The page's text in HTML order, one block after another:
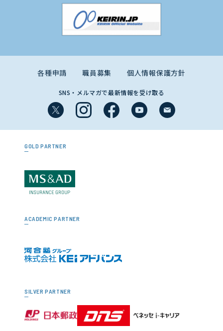
各種申請 職員募集 個人情報保護方針
SNS・メルマガで最新情報を受け取る
GOLD PARTNER
ACADEMIC PARTNER
SILVER PARTNER